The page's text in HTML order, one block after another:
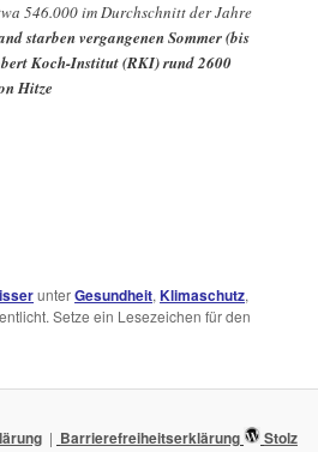
546.000 im Durchschnitt der Jahre
starben vergangenen Sommer (bis
Koch-Institut (RKI) rund 2600
Hitze
unterGesundheit,Klimaschutz,
Setze ein Lesezeichen für den
Barrierefreiheitserklärung Stolz